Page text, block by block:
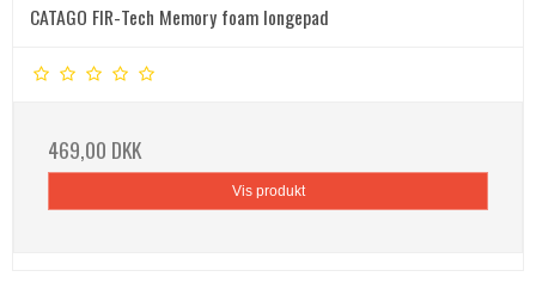
CATAGO FIR-Tech Memory foam longepad
469,00 DKK
Vis produkt